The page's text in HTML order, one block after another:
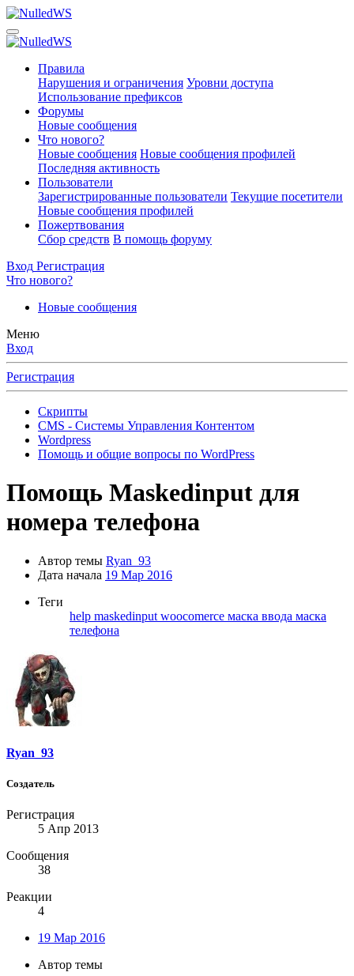
Правила
Нарушения и ограничения Уровни доступа
Использование префиксов
Форумы
Новые сообщения
Что нового?
Новые сообщения Новые сообщения профилей
Последняя активность
Пользователи
Зарегистрированные пользователи Текущие посетители
Новые сообщения профилей
Пожертвования
Сбор средств В помощь форуму
Вход Регистрация
Что нового?
Новые сообщения
Меню
Вход
Регистрация
Скрипты
CMS - Системы Управления Контентом
Wordpress
Помощь и общие вопросы по WordPress
Помощь Maskedinput для
номера телефона
Автор темы Ryan_93
Дата начала 19 Мар 2016
Теги
help maskedinput woocomerce маска ввода маска
телефона
Ryan_93
Создатель
Регистрация
5 Апр 2013
Сообщения
38
Реакции
4
19 Мар 2016
Автор темы